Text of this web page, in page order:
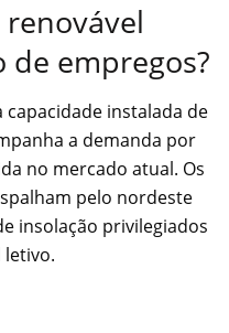
de empregos?
instalada de
a demanda por
no mercado atual. Os
pelo nordeste
insolação privilegiados